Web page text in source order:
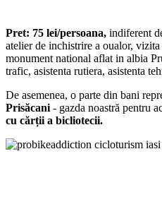
Pret: 75 lei/persoana, indiferent
atelier de inchistrire a oualor,
monument national aflat in albia
trafic, asistenta rutiera, asistenta
De asemenea, o parte din bani
Prisăcani - gazda noastră pentru
cu cărții a bicliotecii.